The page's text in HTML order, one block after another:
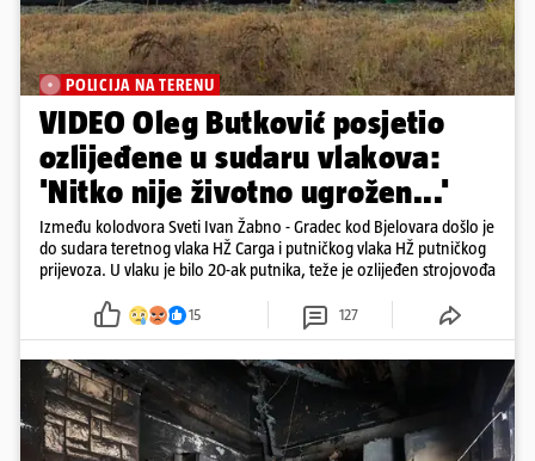
POLICIJA NA TERENU
VIDEO Oleg Butković posjetio
ozlijeđene u sudaru vlakova:
'Nitko nije životno ugrožen...'
Između kolodvora Sveti Ivan Žabno - Gradec kod Bjelovara došlo je
do sudara teretnog vlaka HŽ Carga i putničkog vlaka HŽ putničkog
prijevoza. U vlaku je bilo 20-ak putnika, teže je ozlijeđen strojovođa
15 127